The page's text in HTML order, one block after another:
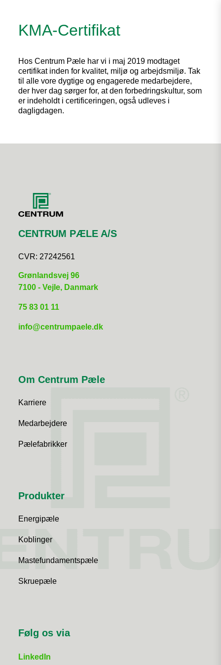
KMA-Certifikat
Hos Centrum Pæle har vi i maj 2019 modtaget
certifikat inden for kvalitet, miljø og arbejdsmiljø. Tak
til alle vore dygtige og engagerede medarbejdere,
der hver dag sørger for, at den forbedringskultur, som
er indeholdt i certificeringen, også udleves i
dagligdagen.
CENTRUM PÆLE A/S
CVR: 27242561
​Grønlandsvej 96
7100 - Vejle, Danmark
75 83 01 11
info@centrumpaele.dk
Om Centrum Pæle
Karriere
Medarbejdere
Pælefabrikker
Produkter
Energipæle
Koblinger
Mastefundamentspæle
Skruepæle
Følg os via
LinkedIn